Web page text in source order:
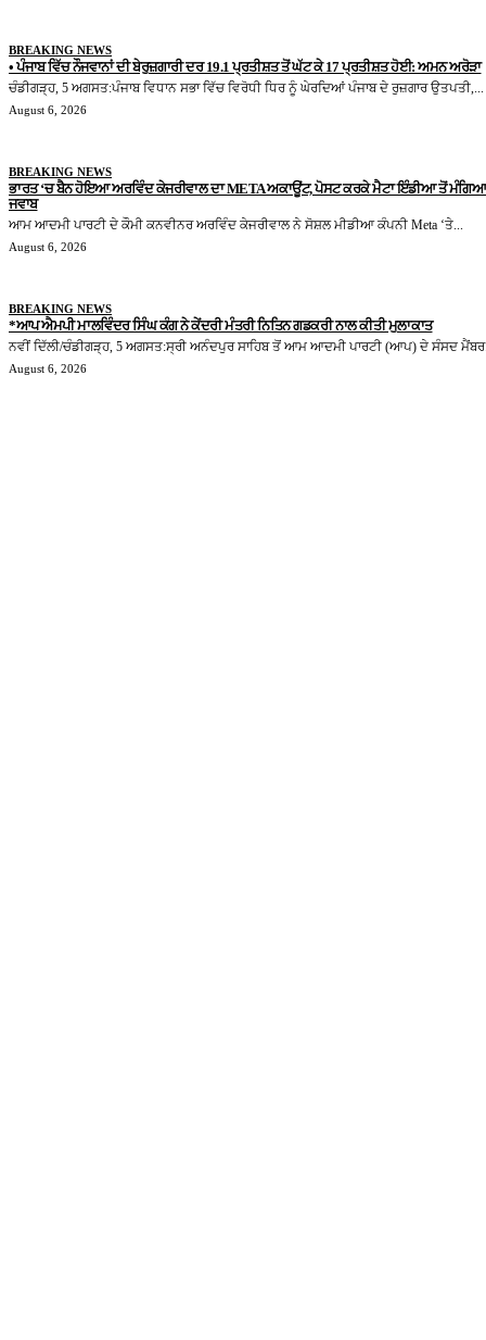
BREAKING NEWS
• ਪੰਜਾਬ ਵਿੱਚ ਨੌਜਵਾਨਾਂ ਦੀ ਬੇਰੁਜ਼ਗਾਰੀ ਦਰ 19.1 ਪ੍ਰਤੀਸ਼ਤ ਤੋਂ ਘੱਟ ਕੇ 17 ਪ੍ਰਤੀਸ਼ਤ ਹੋਈ: ਅਮਨ ਅਰੋੜਾ
ਚੰਡੀਗੜ੍ਹ, 5 ਅਗਸਤ:ਪੰਜਾਬ ਵਿਧਾਨ ਸਭਾ ਵਿੱਚ ਵਿਰੋਧੀ ਧਿਰ ਨੂੰ ਘੇਰਦਿਆਂ ਪੰਜਾਬ ਦੇ ਰੁਜ਼ਗਾਰ ਉਤਪਤੀ,...
August 6, 2026
BREAKING NEWS
ਭਾਰਤ ‘ਚ ਬੈਨ ਹੋਇਆ ਅਰਵਿੰਦ ਕੇਜਰੀਵਾਲ ਦਾ META ਅਕਾਊਂਟ, ਪੋਸਟ ਕਰਕੇ ਮੈਟਾ ਇੰਡੀਆ ਤੋਂ ਮੰਗਿਆ
ਜਵਾਬ
ਆਮ ਆਦਮੀ ਪਾਰਟੀ ਦੇ ਕੌਮੀ ਕਨਵੀਨਰ ਅਰਵਿੰਦ ਕੇਜਰੀਵਾਲ ਨੇ ਸੋਸ਼ਲ ਮੀਡੀਆ ਕੰਪਨੀ Meta ‘ਤੇ...
August 6, 2026
BREAKING NEWS
*ਆਪ ਐਮਪੀ ਮਾਲਵਿੰਦਰ ਸਿੰਘ ਕੰਗ ਨੇ ਕੇਂਦਰੀ ਮੰਤਰੀ ਨਿਤਿਨ ਗਡਕਰੀ ਨਾਲ ਕੀਤੀ ਮੁਲਾਕਾਤ
ਨਵੀਂ ਦਿੱਲੀ/ਚੰਡੀਗੜ੍ਹ, 5 ਅਗਸਤ:ਸ੍ਰੀ ਅਨੰਦਪੁਰ ਸਾਹਿਬ ਤੋਂ ਆਮ ਆਦਮੀ ਪਾਰਟੀ (ਆਪ) ਦੇ ਸੰਸਦ
August 6, 2026